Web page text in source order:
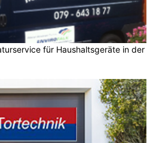
für Haushaltsgeräte in der